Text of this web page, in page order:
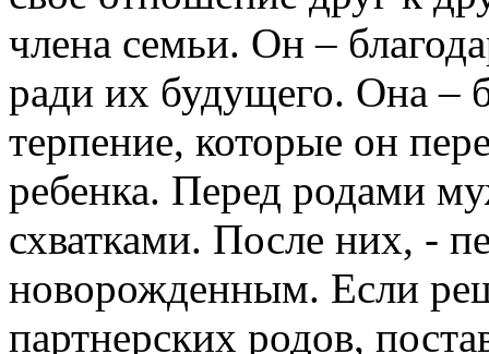
члена семьи. Он –
ради их будущего. Она –
терпение, которые он
ребенка. Перед родами
схватками. После них, -
новорожденным. Если
партнерских родов,